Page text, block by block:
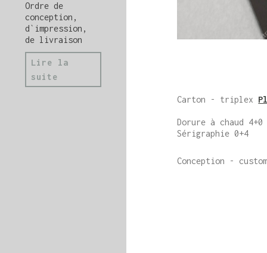
Carton - triplex
Dorure à chaud 4+0
Sérigraphie 0+4
Conception -
Ordre de
conception,
d`impression,
de livraison
Lire la
suite